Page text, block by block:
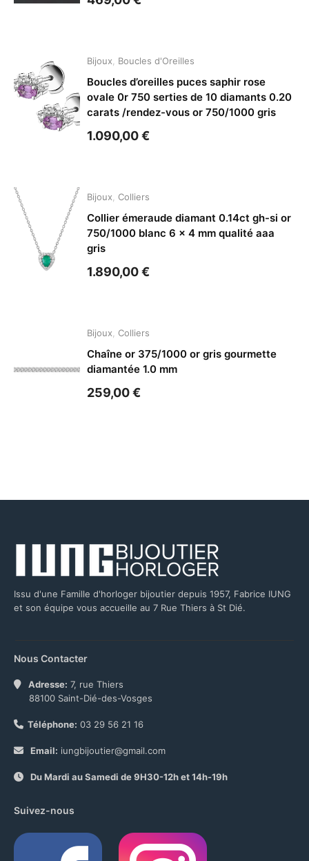
Bijoux Boucles d'Oreilles
Boucles d’oreilles puces saphir rose
ovale 0r 750 serties de 10 diamants 0.20
carats /rendez-vous or 750/1000 gris
1.090,00€
Bijoux Colliers
Collier émeraude diamant 0.14ct gh-si or
750/1000 blanc 6 x 4 mm qualité aaa
gris
1.890,00€
Bijoux Colliers
Chaîne or 375/1000 or gris gourmette
diamantée 1.0 mm
259,00€
Issu d'une Famille d'horloger bijoutier depuis 1957, Fabrice IUNG
et son équipe vous accueille au 7 Rue Thiers à St Dié.
Nous Contacter
Adresse: 7, rue Thiers
88100 Saint-Dié-des-Vosges
Téléphone: 03 29 56 21 16
Email: iungbijoutier@gmail.com
Du Mardi au Samedi de 9H30-12h et 14h-19h
Suivez-nous